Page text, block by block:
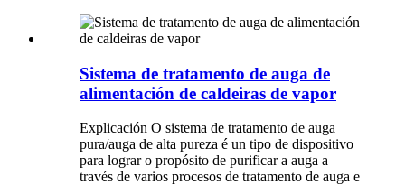
Sistema de tratamento de auga de
alimentación de caldeiras de vapor
Explicación O sistema de tratamento de auga
pura/auga de alta pureza é un tipo de dispositivo
para lograr o propósito de purificar a auga a
través de varios procesos de tratamento de auga e